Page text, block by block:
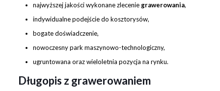
najwyższej jakości wykonane zlecenie grawerowania,
indywidualne podejście do kosztorysów,
bogate doświadczenie,
nowoczesny park maszynowo-technologiczny,
ugruntowana oraz wieloletnia pozycja na rynku.
Długopis z grawerowaniem